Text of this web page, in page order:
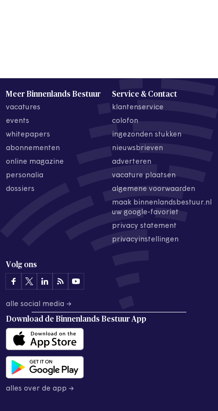
Meer Binnenlands Bestuur
vacatures
events
whitepapers
abonnementen
online magazine
personalia
dossiers
Service & Contact
klantenservice
colofon
ingezonden stukken
nieuwsbrieven
adverteren
vacature plaatsen
algemene voorwaarden
maak binnenlandsbestuur.nl
uw google-favoriet
privacy statement
privacyinstellingen
Volg ons
alle social media →
Download de Binnenlands Bestuur App
alles over de app →